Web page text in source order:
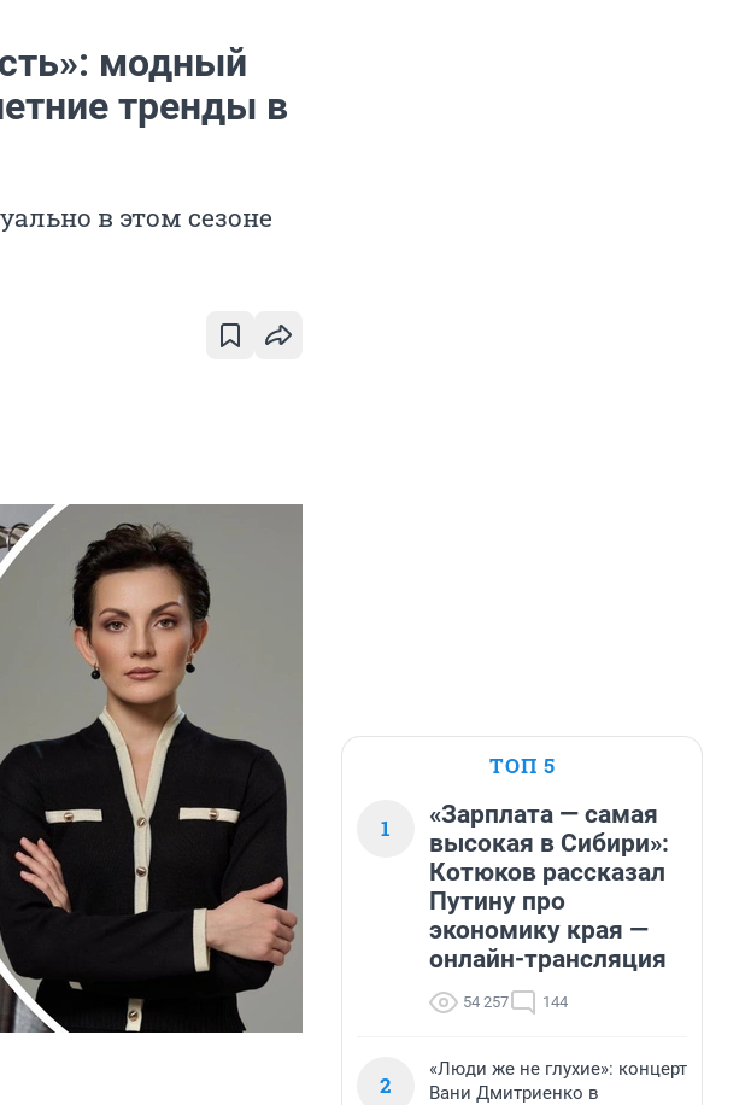
модный
тренды в
в этом сезоне
ТОП 5
1
«Зарплата — самая
высокая в Сибири»:
Котюков рассказал
Путину про
экономику края —
онлайн-трансляция
54 257 144
2
«Люди же не глухие»: концерт
Вани Дмитриенко в